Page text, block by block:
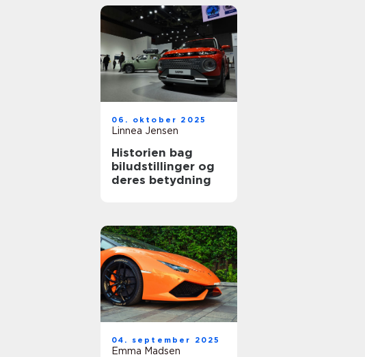
06. oktober 2025
Linnea Jensen
Historien bag
biludstillinger og
deres betydning
04. september 2025
Emma Madsen